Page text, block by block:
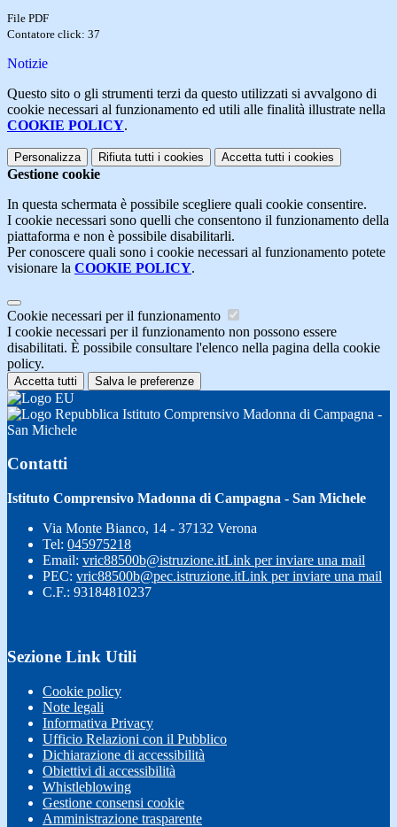
File PDF
Contatore click: 37
Notizie
Questo sito o gli strumenti terzi da questo utilizzati si avvalgono di
cookie necessari al funzionamento ed utili alle finalità illustrate nella
COOKIE POLICY.
Personalizza Rifiuta tutti i cookies Accetta tutti i cookies
Gestione cookie
In questa schermata è possibile scegliere quali cookie consentire.
I cookie necessari sono quelli che consentono il funzionamento della
piattaforma e non è possibile disabilitarli.
Per conoscere quali sono i cookie necessari al funzionamento potete
visionare la COOKIE POLICY.
Cookie necessari per il funzionamento
I cookie necessari per il funzionamento non possono essere
disabilitati. È possibile consultare l'elenco nella pagina della cookie
policy.
Accetta tutti Salva le preferenze
Istituto Comprensivo Madonna di Campagna -
San Michele
Contatti
Istituto Comprensivo Madonna di Campagna - San Michele
Via Monte Bianco, 14 - 37132 Verona
Tel: 045975218
Email: vric88500b@istruzione.itLink per inviare una mail
PEC: vric88500b@pec.istruzione.itLink per inviare una mail
C.F.: 93184810237
Sezione Link Utili
Cookie policy
Note legali
Informativa Privacy
Ufficio Relazioni con il Pubblico
Dichiarazione di accessibilità
Obiettivi di accessibilità
Whistleblowing
Gestione consensi cookie
Amministrazione trasparente